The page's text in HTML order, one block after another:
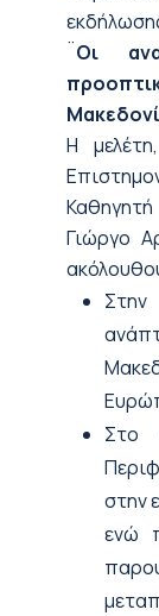
¨Οι
Η
Γιώργο
Στο
στην
ενώ